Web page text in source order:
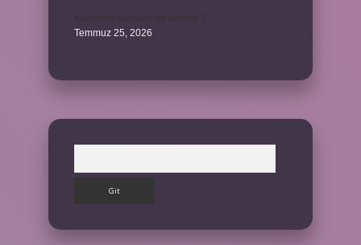
Temmuz 25, 2026